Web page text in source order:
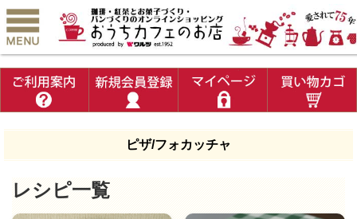
ピザ/フォカッチャ
レシピ一覧